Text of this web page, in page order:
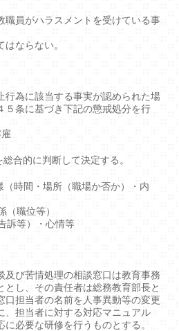
員がハラスメントを受けている事
ならない。
行為に該当する事実が認められた場
５条に基づき下記の懲戒処分を行
合的に判断して決定する。
時間・場所（職場か否か）・内
職位等）
訴等）・心情等
及び苦情処理の相談窓口は教育事務
とし、その責任者は総務教育部長と
口担当者の名前を人事異動等の変更
、担当者に対する対応マニュアル
に必要な研修を行うものとする。